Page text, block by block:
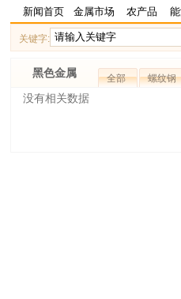
新闻首页 金属市场 农产品
关键字:
黑色金属 全部 螺纹钢
没有相关数据